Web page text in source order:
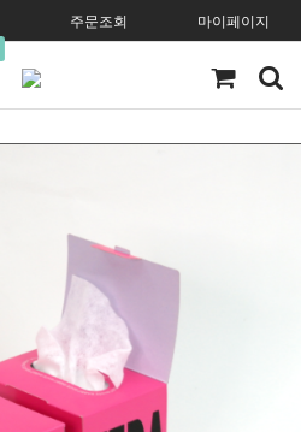
주문조회 마이페이지